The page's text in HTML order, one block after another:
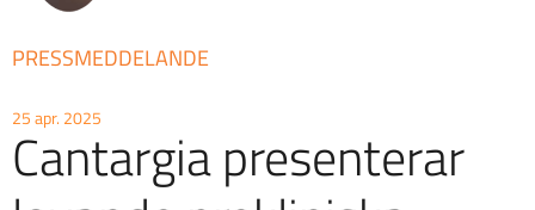
PRESSMEDDELANDE
25 apr. 2025
Cantargia presenterar